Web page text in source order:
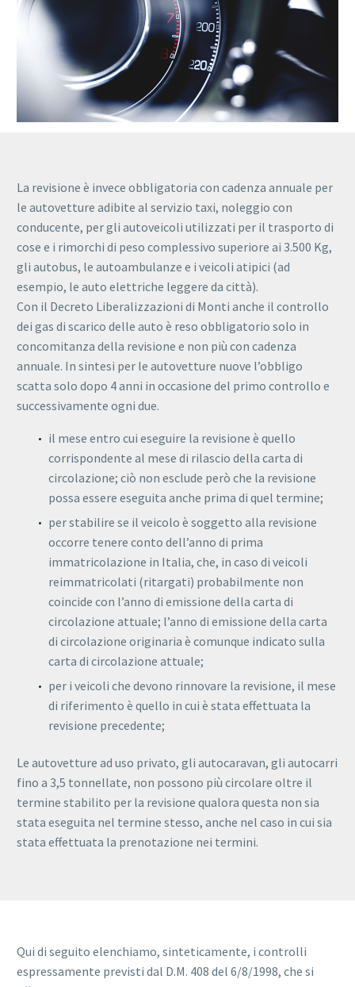
La revisione è invece obbligatoria con cadenza annuale per
le autovetture adibite al servizio taxi, noleggio con
conducente, per gli autoveicoli utilizzati per il trasporto di
cose e i rimorchi di peso complessivo superiore ai 3.500 Kg,
gli autobus, le autoambulanze e i veicoli atipici (ad
esempio, le auto elettriche leggere da città).
Con il Decreto Liberalizzazioni di Monti anche il controllo
dei gas di scarico delle auto è reso obbligatorio solo in
concomitanza della revisione e non più con cadenza
annuale. In sintesi per le autovetture nuove l’obbligo
scatta solo dopo 4 anni in occasione del primo controllo e
successivamente ogni due.
il mese entro cui eseguire la revisione è quello
corrispondente al mese di rilascio della carta di
circolazione; ciò non esclude però che la revisione
possa essere eseguita anche prima di quel termine;
per stabilire se il veicolo è soggetto alla revisione
occorre tenere conto dell’anno di prima
immatricolazione in Italia, che, in caso di veicoli
reimmatricolati (ritargati) probabilmente non
coincide con l’anno di emissione della carta di
circolazione attuale; l’anno di emissione della carta
di circolazione originaria è comunque indicato sulla
carta di circolazione attuale;
per i veicoli che devono rinnovare la revisione, il mese
di riferimento è quello in cui è stata effettuata la
revisione precedente;
Le autovetture ad uso privato, gli autocaravan, gli autocarri
fino a 3,5 tonnellate, non possono più circolare oltre il
termine stabilito per la revisione qualora questa non sia
stata eseguita nel termine stesso, anche nel caso in cui sia
stata effettuata la prenotazione nei termini.
Qui di seguito elenchiamo, sinteticamente, i controlli
espressamente previsti dal D.M. 408 del 6/8/1998, che si